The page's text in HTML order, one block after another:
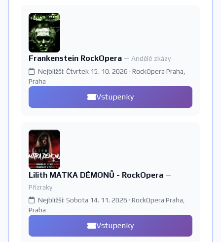
Frankenstein RockOpera — Andělé zkázy
Nejbližší: Čtvrtek 15. 10. 2026 · RockOpera Praha,
Praha
Vstupenky
Lilith MATKA DÉMONŮ - RockOpera —
Přízraky
Nejbližší: Sobota 14. 11. 2026 · RockOpera Praha,
Praha
Vstupenky